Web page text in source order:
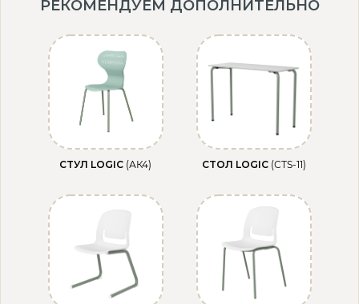
РЕКОМЕНДУЕМ ДОПОЛНИТЕЛЬНО
СТУЛ LOGIC (АК4) СТОЛ LOGIC (СТS-11)